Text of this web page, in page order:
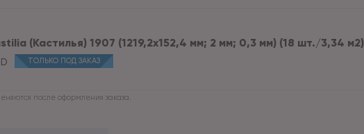
(Кастилья) 1907 (1219,2x152,4 мм; 2 мм; 0,3 мм) (18 шт./3,34 м2)
ТОЛЬКО ПОД ЗАКАЗ
после оформления заказа.